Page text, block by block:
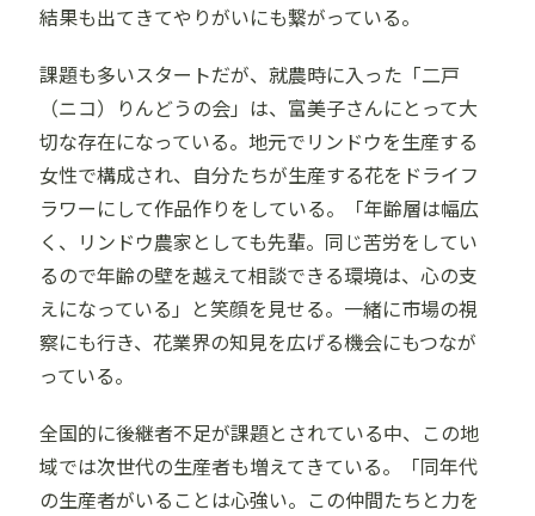
結果も出てきてやりがいにも繋がっている。
課題も多いスタートだが、就農時に入った「二戸
（ニコ）りんどうの会」は、富美子さんにとって大
切な存在になっている。地元でリンドウを生産する
女性で構成され、自分たちが生産する花をドライフ
ラワーにして作品作りをしている。「年齢層は幅広
く、リンドウ農家としても先輩。同じ苦労をしてい
るので年齢の壁を越えて相談できる環境は、心の支
えになっている」と笑顔を見せる。一緒に市場の視
察にも行き、花業界の知見を広げる機会にもつなが
っている。
全国的に後継者不足が課題とされている中、この地
域では次世代の生産者も増えてきている。「同年代
の生産者がいることは心強い。この仲間たちと力を